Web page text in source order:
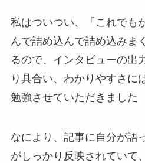
私はついつい、「これでも
んで詰め込んで詰め込みま
るので、インタビューの出
り具合い、わかりやすさに
勉強させていただきました
なにより、記事に自分が語
がしっかり反映されていて